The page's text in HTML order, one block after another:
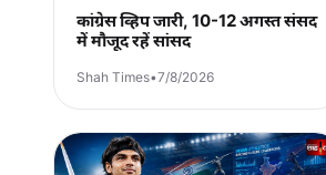
कांग्रेस व्हिप जारी, 10-12 अगस्त संसद
में मौजूद रहें सांसद
Shah Times•7/8/2026